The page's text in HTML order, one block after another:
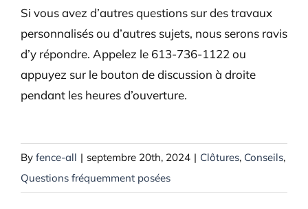
Si vous avez d’autres questions sur des travaux
personnalisés ou d’autres sujets, nous serons ravis
d’y répondre. Appelez le 613-736-1122 ou
appuyez sur le bouton de discussion à droite
pendant les heures d’ouverture.
By fence-all | septembre 20th, 2024 | Clôtures, Conseils,
Questions fréquemment posées